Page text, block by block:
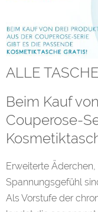
ALLE
Beim Kauf
Couperose-
Erweiterte
Spannungsgefühl
Als Vorstufe der